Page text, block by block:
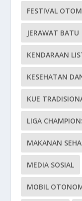
FESTIVAL
JERAWAT BATU
KENDARAAN
KESEHATAN
KUE
LIGA
MAKANAN
MEDIA SOSIAL
MOBIL